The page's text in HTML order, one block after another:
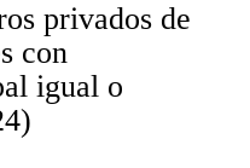
privados de
con
igual o